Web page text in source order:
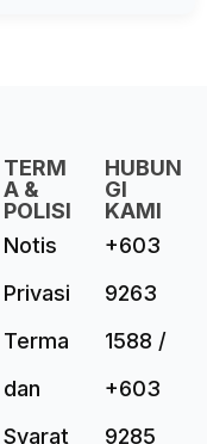
TERM
A &
POLISI
Notis
Privasi
Terma
dan
Syarat
HUBUN
GI
KAMI
+603
9263
1588 /
+603
9285